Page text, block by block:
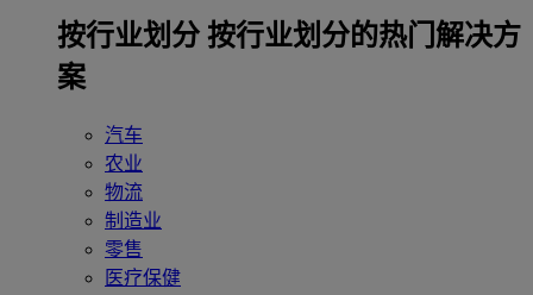
‌按行业划分 按行业划分的热门解决方
案
汽车
农业
物流
制造业
零售
医疗保健